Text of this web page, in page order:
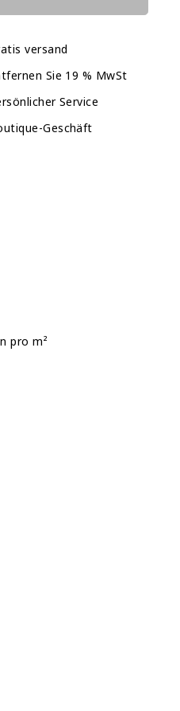
versand
Sie 19 % MwSt
Service
Geschäft
pro m²